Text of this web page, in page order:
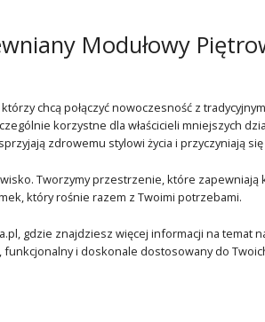
Modułowy
chcą połączyć nowoczesność z
korzystne dla właścicieli mniejszych
zdrowemu stylowi życia i przyczyniają
Tworzymy przestrzenie, które
który rośnie razem z Twoimi potrzebami.
gdzie znajdziesz więcej informacji na temat
i doskonale dostosowany do